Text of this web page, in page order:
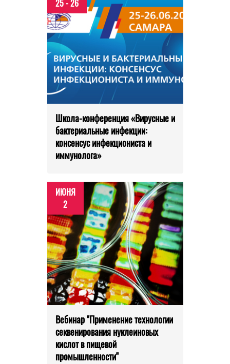
25 - 26
Школа-конференция «Вирусные и
бактериальные инфекции:
консенсус инфекциониста и
иммунолога»
ИЮНЯ
2
Вебинар "Применение технологии
секвенирования нуклеиновых
кислот в пищевой
промышленности"